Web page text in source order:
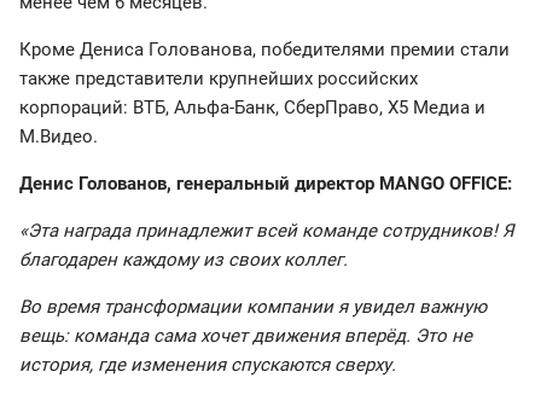
Кроме Дениса Голованова, победителями премии стали
также представители крупнейших российских
корпораций: ВТБ, Альфа-Банк, СберПраво, X5 Медиа и
М.Видео.
Денис Голованов, генеральный директор MANGO OFFICE:
«Эта награда принадлежит всей команде сотрудников! Я
благодарен каждому из своих коллег.
Во время трансформации компании я увидел важную
вещь: команда сама хочет движения вперёд. Это не
история, где изменения спускаются сверху.